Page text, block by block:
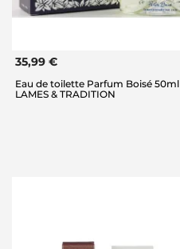
35,99 €
Eau de toilette Parfum Boisé 50ml
LAMES & TRADITION